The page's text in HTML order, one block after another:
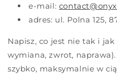
e-mail:
adres: ul. Polna 125,
Napisz, co jest nie tak i
wymiana, zwrot,
szybko, maksymalnie w